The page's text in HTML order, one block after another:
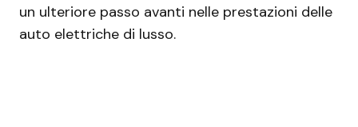
un ulteriore passo avanti nelle prestazioni delle
auto elettriche di lusso.